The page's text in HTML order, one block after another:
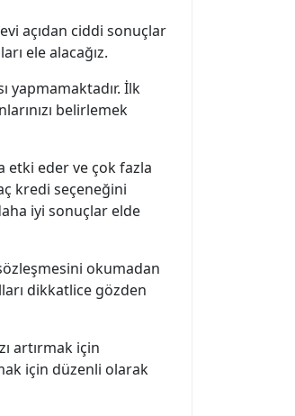
açıdan ciddi sonuçlar
ele alacağız.
yapmamaktadır. İlk
belirlemek
etki eder ve çok fazla
kredi seçeneğini
iyi sonuçlar elde
okumadan
dikkatlice gözden
artırmak için
için düzenli olarak